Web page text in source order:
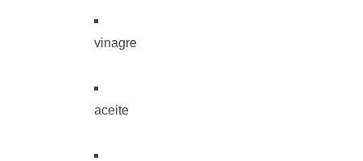
vinagre
aceite